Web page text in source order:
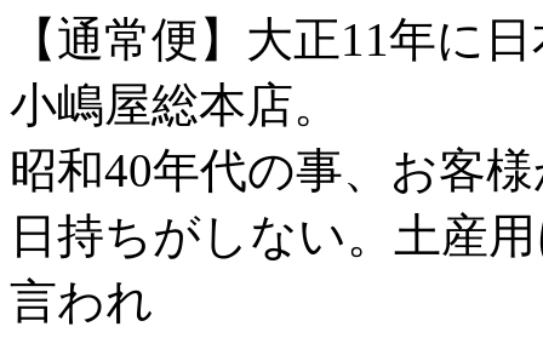
【通常便】大正11年に
小嶋屋総本店。
昭和40年代の事、お客
日持ちがしない。土産
言われ